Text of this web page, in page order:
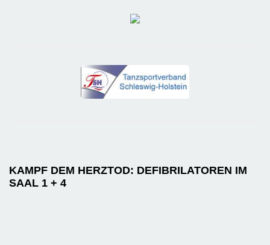
KAMPF DEM HERZTOD: DEFIBRILATOREN IM
SAAL 1 + 4